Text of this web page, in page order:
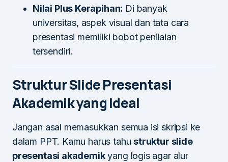
Nilai Plus Kerapihan: Di banyak
universitas, aspek visual dan tata cara
presentasi memiliki bobot penilaian
tersendiri.
Struktur Slide Presentasi
Akademik yang Ideal
Jangan asal memasukkan semua isi skripsi ke
dalam PPT. Kamu harus tahustruktur slide
presentasi akademikyang logis agar alur